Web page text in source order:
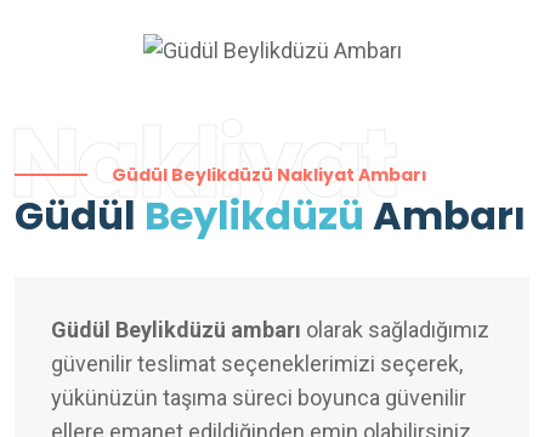
Nakliyat
Güdül Beylikdüzü Nakliyat Ambarı
Güdül Beylikdüzü Ambarı
Güdül Beylikdüzü ambarı olarak sağladığımız
güvenilir teslimat seçeneklerimizi seçerek,
yükünüzün taşıma süreci boyunca güvenilir
ellere emanet edildiğinden emin olabilirsiniz.